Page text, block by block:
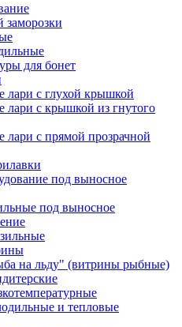
для бонет
лари с глухой крышкой
лари с крышкой из гнутого
лари с прямой прозрачной
под выносное
под выносное
на льду" (витрины рыбные)
и тепловые